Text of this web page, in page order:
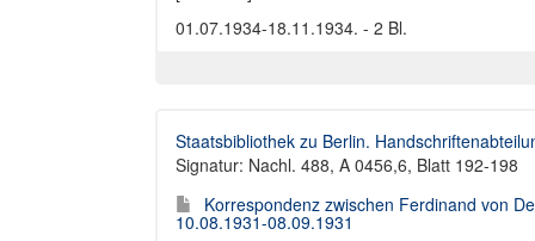
01.07.1934-18.11.1934. - 2 Bl.
Staatsbibliothek zu Berlin.
Signatur: Nachl. 488, A 0456,6, Blatt 192-198
Korrespondenz zwischen Ferdinand von
10.08.1931-08.09.1931